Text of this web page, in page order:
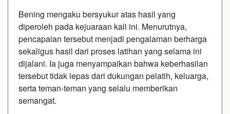
Bening mengaku bersyukur atas hasil yang
diperoleh pada kejuaraan kali ini. Menurutnya,
pencapaian tersebut menjadi pengalaman berharga
sekaligus hasil dari proses latihan yang selama ini
dijalani. Ia juga menyampaikan bahwa keberhasilan
tersebut tidak lepas dari dukungan pelatih, keluarga,
serta teman-teman yang selalu memberikan
semangat.